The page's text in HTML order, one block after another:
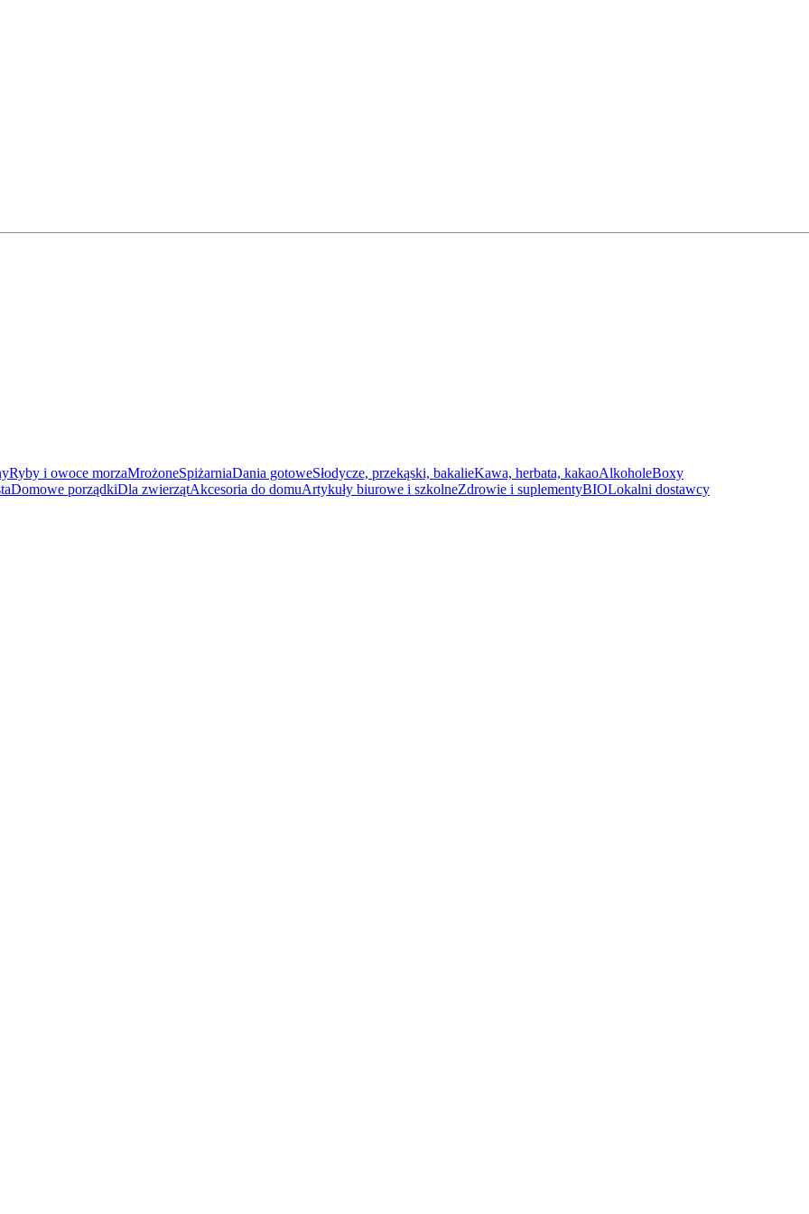
Ryby i owoce morzaMrożoneSpiżarniaDania gotoweSłodycze, przekąski, bakalieKawa, herbata, kakaoAlkoholeBoxy
Domowe porządkiDla zwierzątAkcesoria do domuArtykuły biurowe i szkolneZdrowie i suplementyBIOLokalni dostawcy